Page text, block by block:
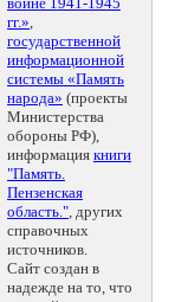
гг.»,
государственной
информационной
системы «Память
народа» (проекты
Министерства
обороны РФ),
информация книги
"Память.
Пензенская
область.", других
справочных
источников.
Сайт создан в
надежде на то, что